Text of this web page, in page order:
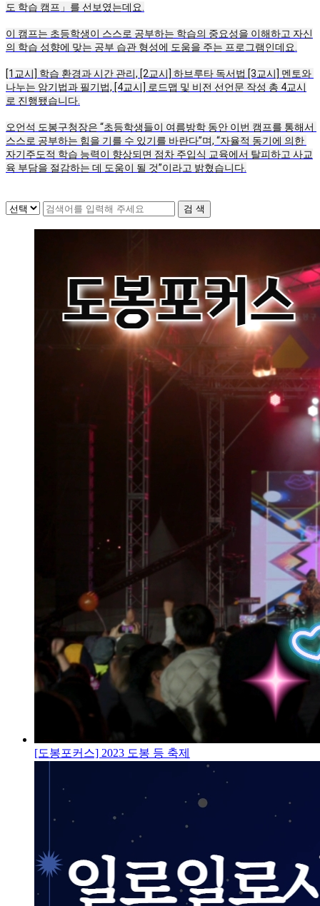
도 학습 캠프」를 선보였는데요.
이 캠프는 초등학생이 스스로 공부하는 학습의 중요성을 이해하고 자신
의 학습 성향에 맞는 공부 습관 형성에 도움을 주는 프로그램인데요.
[1교시] 학습 환경과 시간 관리, [2교시] 하브루타 독서법 [3교시] 멘토와
나누는 암기법과 필기법, [4교시] 로드맵 및 비전 선언문 작성 총 4교시
로 진행됐습니다.
오언석 도봉구청장은 “초등학생들이 여름방학 동안 이번 캠프를 통해서
스스로 공부하는 힘을 기를 수 있기를 바란다”며, “자율적 동기에 의한
자기주도적 학습 능력이 향상되면 점차 주입식 교육에서 탈피하고 사교
육 부담을 절감하는 데 도움이 될 것”이라고 밝혔습니다.
[도봉포커스] 2023 도봉 등 축제